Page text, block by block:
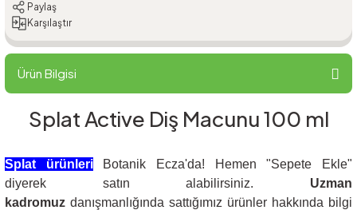
Paylaş
Karşılaştır
Ürün Bilgisi
Splat Active Diş Macunu 100 ml
Splat ürünleri
Botanik Ecza'da! Hemen "Sepete Ekle"
diyerek satın alabilirsiniz. Uzman
kadromuz danışmanlığında sattığımız ürünler hakkında bilgi